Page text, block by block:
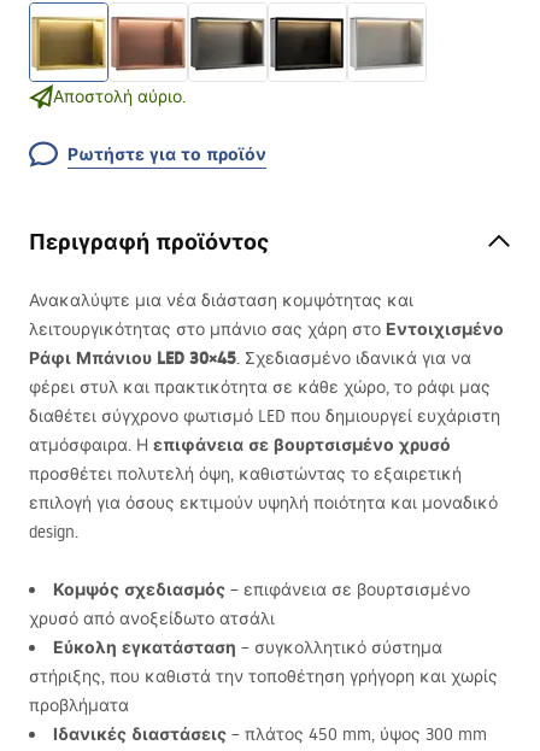
Αποστολή αύριο.
Ρωτήστε για το προϊόν
Περιγραφή προϊόντος
Ανακαλύψτε μια νέα διάσταση κομψότητας και
λειτουργικότητας στο μπάνιο σας χάρη στο Εντοιχισμένο
Ράφι Μπάνιου LED 30×45. Σχεδιασμένο ιδανικά για να
φέρει στυλ και πρακτικότητα σε κάθε χώρο, το ράφι μας
διαθέτει σύγχρονο φωτισμό LED που δημιουργεί ευχάριστη
ατμόσφαιρα. Η επιφάνεια σε βουρτσισμένο χρυσό
προσθέτει πολυτελή όψη, καθιστώντας το εξαιρετική
επιλογή για όσους εκτιμούν υψηλή ποιότητα και μοναδικό
design.
Κομψός σχεδιασμός – επιφάνεια σε βουρτσισμένο
χρυσό από ανοξείδωτο ατσάλι
Εύκολη εγκατάσταση – συγκολλητικό σύστημα
στήριξης, που καθιστά την τοποθέτηση γρήγορη και χωρίς
προβλήματα
Ιδανικές διαστάσεις – πλάτος 450 mm, ύψος 300 mm